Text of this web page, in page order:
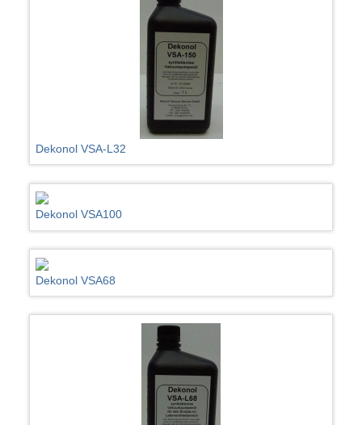
Dekonol VSA-L32
Dekonol VSA100
Dekonol VSA68